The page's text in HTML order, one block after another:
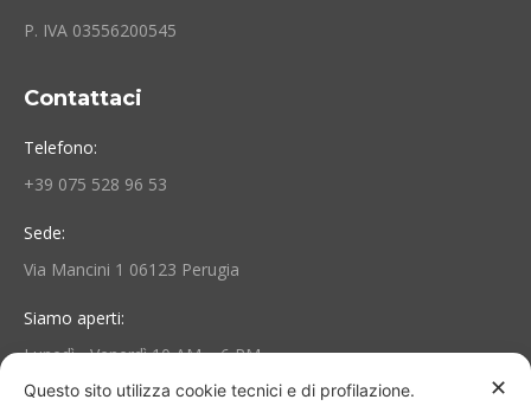
P. IVA 03556200545
Contattaci
Telefono:
+39 075 528 96 53
Sede:
Via Mancini 1 06123 Perugia
Siamo aperti:
Lunedì - Venerdì 10 AM – 6 PM
✕
Questo sito utilizza cookie tecnici e di profilazione.